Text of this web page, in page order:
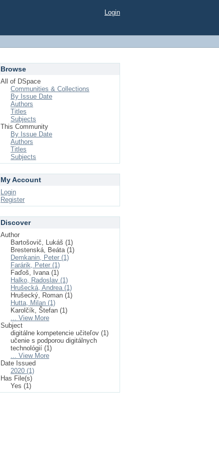
Login
Browse
All of DSpace
Communities & Collections
By Issue Date
Authors
Titles
Subjects
This Community
By Issue Date
Authors
Titles
Subjects
My Account
Login
Register
Discover
Author
Bartošovič, Lukáš (1)
Brestenská, Beáta (1)
Demkanin, Peter (1)
Farárik, Peter (1)
Faďoš, Ivana (1)
Halko, Radoslav (1)
Hrušecká, Andrea (1)
Hrušecký, Roman (1)
Hutta, Milan (1)
Karolčík, Štefan (1)
... View More
Subject
digitálne kompetencie učiteľov (1)
učenie s podporou digitálnych
technológií (1)
... View More
Date Issued
2020 (1)
Has File(s)
Yes (1)